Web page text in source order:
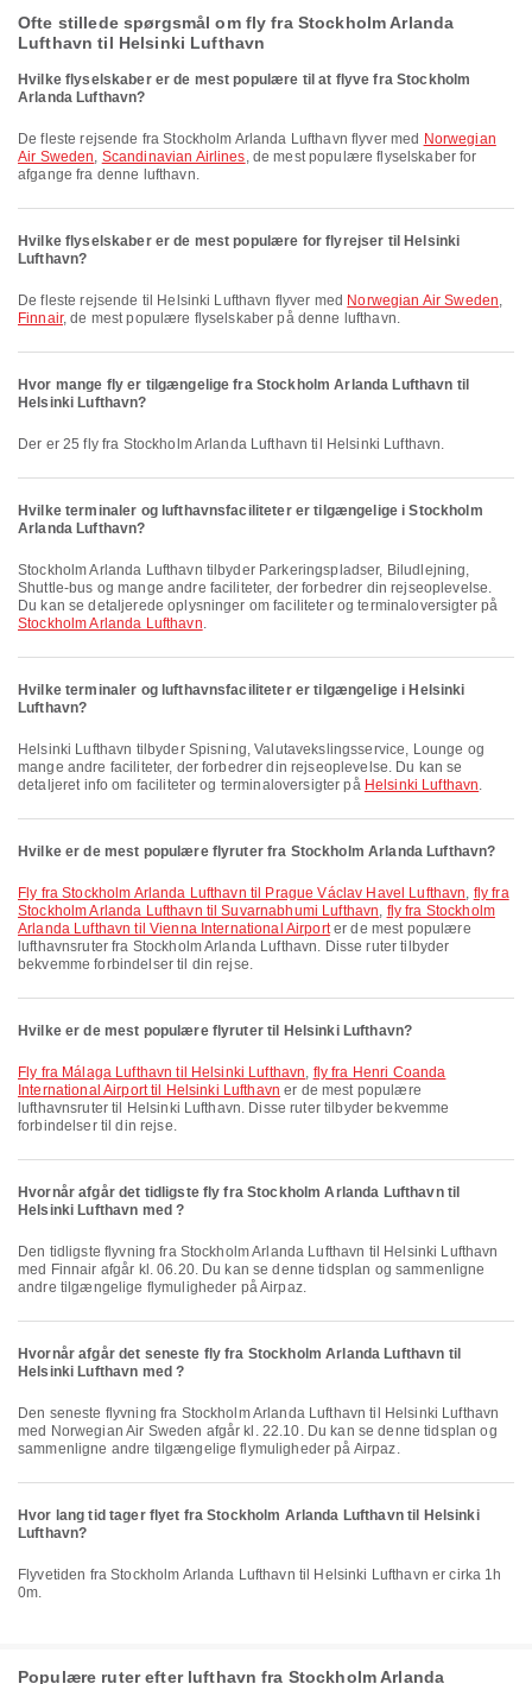
Ofte stillede spørgsmål om fly fra Stockholm Arlanda
Lufthavn til Helsinki Lufthavn
Hvilke flyselskaber er de mest populære til at flyve fra Stockholm
Arlanda Lufthavn?
De fleste rejsende fra Stockholm Arlanda Lufthavn flyver med Norwegian
Air Sweden, Scandinavian Airlines, de mest populære flyselskaber for
afgange fra denne lufthavn.
Hvilke flyselskaber er de mest populære for flyrejser til Helsinki
Lufthavn?
De fleste rejsende til Helsinki Lufthavn flyver med Norwegian Air Sweden,
Finnair, de mest populære flyselskaber på denne lufthavn.
Hvor mange fly er tilgængelige fra Stockholm Arlanda Lufthavn til
Helsinki Lufthavn?
Der er 25 fly fra Stockholm Arlanda Lufthavn til Helsinki Lufthavn.
Hvilke terminaler og lufthavnsfaciliteter er tilgængelige i Stockholm
Arlanda Lufthavn?
Stockholm Arlanda Lufthavn tilbyder Parkeringspladser, Biludlejning,
Shuttle-bus og mange andre faciliteter, der forbedrer din rejseoplevelse.
Du kan se detaljerede oplysninger om faciliteter og terminaloversigter på
Stockholm Arlanda Lufthavn.
Hvilke terminaler og lufthavnsfaciliteter er tilgængelige i Helsinki
Lufthavn?
Helsinki Lufthavn tilbyder Spisning, Valutavekslingsservice, Lounge og
mange andre faciliteter, der forbedrer din rejseoplevelse. Du kan se
detaljeret info om faciliteter og terminaloversigter på Helsinki Lufthavn.
Hvilke er de mest populære flyruter fra Stockholm Arlanda Lufthavn?
fly fra Stockholm Arlanda Lufthavn til Prague Václav Havel Lufthavn, fly fra
Stockholm Arlanda Lufthavn til Suvarnabhumi Lufthavn, fly fra Stockholm
Arlanda Lufthavn til Vienna International Airporter de mest populære
lufthavnsruter fra Stockholm Arlanda Lufthavn. Disse ruter tilbyder
bekvemme forbindelser til din rejse.
Hvilke er de mest populære flyruter til Helsinki Lufthavn?
fly fra Málaga Lufthavn til Helsinki Lufthavn, fly fra Henri Coanda
International Airport til Helsinki Lufthavn er de mest populære
lufthavnsruter til Helsinki Lufthavn. Disse ruter tilbyder bekvemme
forbindelser til din rejse.
Hvornår afgår det tidligste fly fra Stockholm Arlanda Lufthavn til
Helsinki Lufthavn med ?
Den tidligste flyvning fra Stockholm Arlanda Lufthavn til Helsinki Lufthavn
med Finnair afgår kl. 06.20. Du kan se denne tidsplan og sammenligne
andre tilgængelige flymuligheder på Airpaz.
Hvornår afgår det seneste fly fra Stockholm Arlanda Lufthavn til
Helsinki Lufthavn med ?
Den seneste flyvning fra Stockholm Arlanda Lufthavn til Helsinki Lufthavn
med Norwegian Air Sweden afgår kl. 22.10. Du kan se denne tidsplan og
sammenligne andre tilgængelige flymuligheder på Airpaz.
Hvor lang tid tager flyet fra Stockholm Arlanda Lufthavn til Helsinki
Lufthavn?
Flyvetiden fra Stockholm Arlanda Lufthavn til Helsinki Lufthavn er cirka 1h
0m.
Populære ruter efter lufthavn fra Stockholm Arlanda